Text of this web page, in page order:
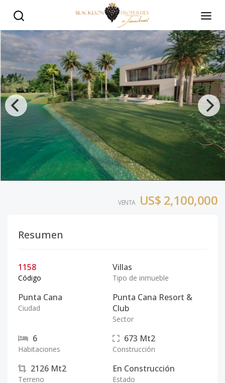
VENTA US$ 2,100,000
Resumen
1158
Código
Villas
Tipo de inmueble
Punta Cana
Ciudad
Punta Cana Resort &
Club
Sector
6
Habitaciones
673 Mt2
Construcción
2126 Mt2
Terreno
En Construcción
Estado
Villa en venta en la zona más exclusiva de Punta Cana❕ -